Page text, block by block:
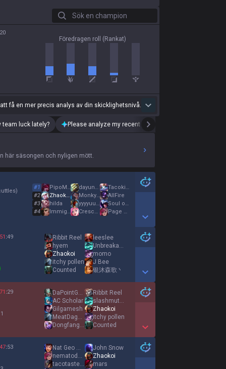
Sök en champion
Föredragen roll (Rankat)
få en mer precis analys av din skicklighetsnivå.
team luck lately? Please analyze my recent playstyle.
här säsongen och nyligen mött.
)
#1
#2
AllFire
#3 hilda
#4
Show More Detail Games
51 :49
Ribbit Reel
hyem
Zhaokoi
itchy pollen
Counted
leeslee
Unbreakable
momo
J Bee
银沐森歌丶
Show More Detail Games
71 :29
DaPointGuard
AC Scholar
Gilgamesh
MeatDaggerStrike
Dongfang Zui
Ribbit Reel
slashmute all
Zhaokoi
itchy pollen
Counted
Show More Detail Games
47:53
Nat Geo Wild
nematodesoup
tacotastegood
John Snow
Zhaokoi
mars